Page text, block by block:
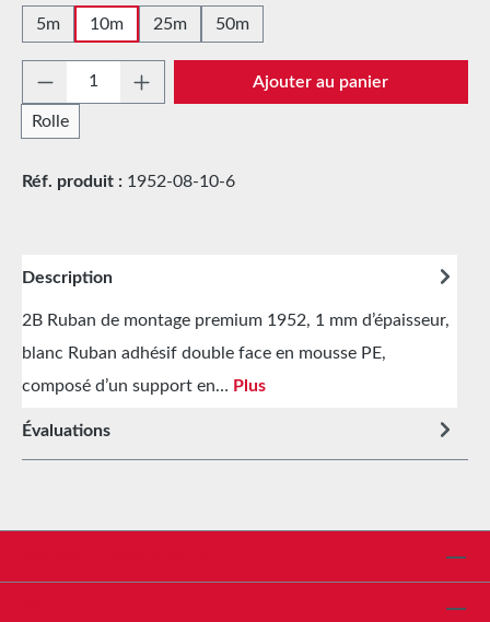
5m 10m 25m 50m
Quantité de produit : Entrez la quantité
Rolle
Ajouter au panier
Réf. produit : 1952-08-10-6
Description
2B Ruban de montage premium 1952, 1 mm d’épaisseur,
blanc Ruban adhésif double face en mousse PE,
composé d’un support en… Plus
Évaluations